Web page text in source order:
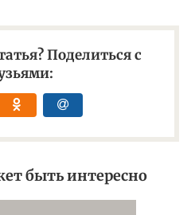
Поделиться с
быть интересно